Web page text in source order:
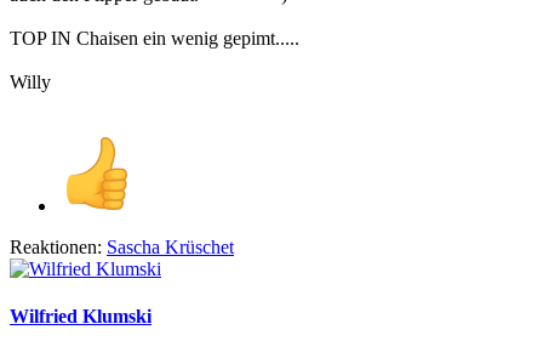
TOP IN Chaisen ein wenig gepimt.....
Willy
Reaktionen: Sascha Krüschet
Wilfried Klumski